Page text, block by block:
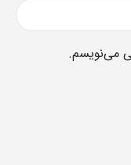
می‌نویسم.